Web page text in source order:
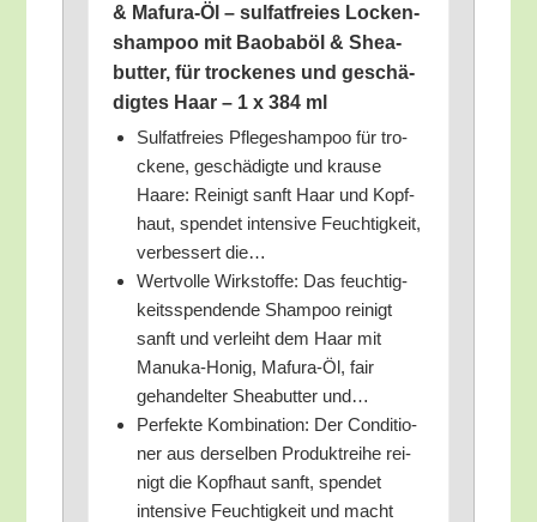
& Maf­u­ra-Öl – sul­fat­frei­es Locken­
sham­poo mit Bao­ba­b­öl & Shea­
but­ter, für tro­cke­nes und geschä­
dig­tes Haar – 1 x 384 ml
Sul­fat­frei­es Pfle­ge­sham­poo für tro­
cke­ne, geschä­dig­te und krau­se
Haa­re: Rei­nigt sanft Haar und Kopf­
haut, spen­det inten­si­ve Feuch­tig­keit,
ver­bes­sert die…
Wert­vol­le Wirk­stof­fe: Das feuch­tig­
keits­spen­den­de Sham­poo rei­nigt
sanft und ver­leiht dem Haar mit
Manu­ka-Honig, Maf­u­ra-Öl, fair
gehan­del­ter Shea­but­ter und…
Per­fek­te Kom­bi­na­ti­on: Der Con­di­tio­
ner aus der­sel­ben Pro­dukt­rei­he rei­
nigt die Kopf­haut sanft, spen­det
inten­si­ve Feuch­tig­keit und macht